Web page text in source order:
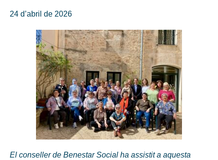
24 d’abril de 2026
El conseller de Benestar Social ha assistit a aquesta